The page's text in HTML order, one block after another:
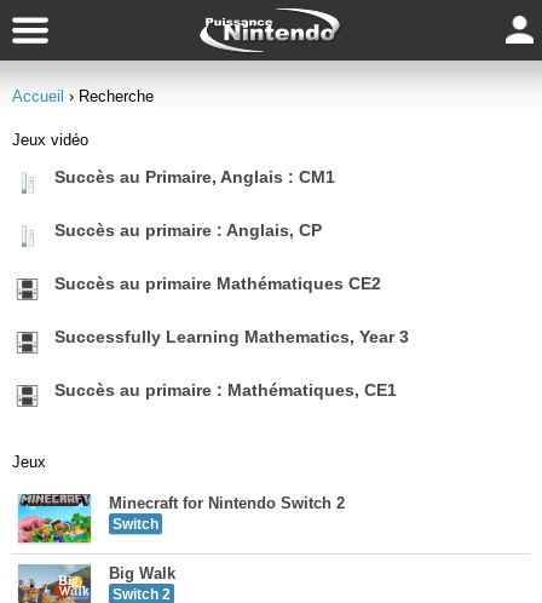
Accueil › Recherche
Jeux vidéo
Succès au Primaire, Anglais : CM1
Succès au primaire : Anglais, CP
Succès au primaire Mathématiques CE2
Successfully Learning Mathematics, Year 3
Succès au primaire : Mathématiques, CE1
Jeux
Minecraft for Nintendo Switch 2
Switch
Big Walk
Switch 2